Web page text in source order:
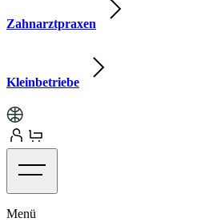
Zahnarztpraxen
Kleinbetriebe
Menü